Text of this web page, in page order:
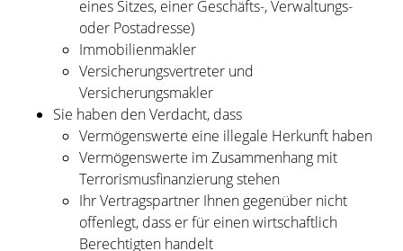
eines Sitzes, einer Geschäfts-, Verwaltungs-
oder Postadresse)
Immobilienmakler
Versicherungsvertreter und
Versicherungsmakler
Sie haben den Verdacht, dass
Vermögenswerte eine illegale Herkunft haben
Vermögenswerte im Zusammenhang mit
Terrorismusfinanzierung stehen
Ihr Vertragspartner Ihnen gegenüber nicht
offenlegt, dass er für einen wirtschaftlich
Berechtigten handelt